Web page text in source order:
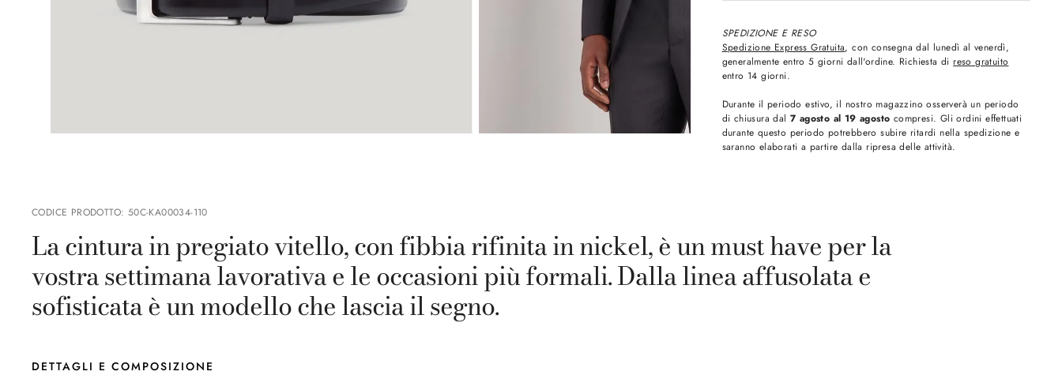
SPEDIZIONE E RESO
Spedizione Express Gratuita, con consegna dal lunedì al venerdì,
generalmente entro 5 giorni dall'ordine. Richiesta di reso gratuito
entro 14 giorni.
Durante il periodo estivo, il nostro magazzino osserverà un periodo
di chiusura dal 7 agosto al 19 agosto compresi. Gli ordini effettuati
durante questo periodo potrebbero subire ritardi nella spedizione e
saranno elaborati a partire dalla ripresa delle attività.
CODICE PRODOTTO: 50C-KA00034-110
La cintura in pregiato vitello, con fibbia rifinita in nickel, è un must have per la
vostra settimana lavorativa e le occasioni più formali. Dalla linea affusolata e
sofisticata è un modello che lascia il segno.
DETTAGLI E COMPOSIZIONE